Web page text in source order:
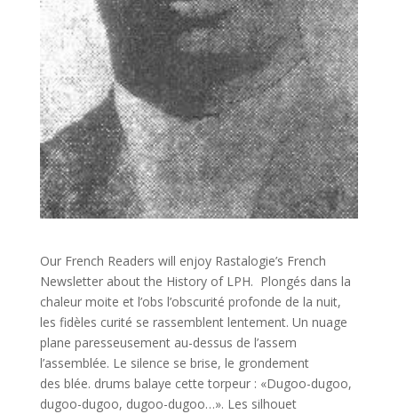
Our French Readers will enjoy Rastalogie’s French
Newsletter about the History of LPH. Plongés dans la
chaleur moite et l’obs l’obscurité profonde de la nuit,
les fidèles curité se rassemblent lentement. Un nuage
plane paresseusement au-dessus de l’assem
l’assemblée. Le silence se brise, le grondement
des blée. drums balaye cette torpeur : «Dugoo-dugoo,
dugoo-dugoo, dugoo-dugoo…». Les silhouet